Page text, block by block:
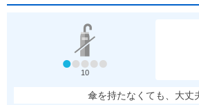
10
傘を持たなくても、大丈